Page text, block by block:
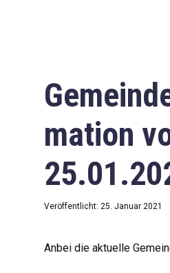
mation
Veröffentlicht: 25. Januar 2021
Anbei die aktuelle